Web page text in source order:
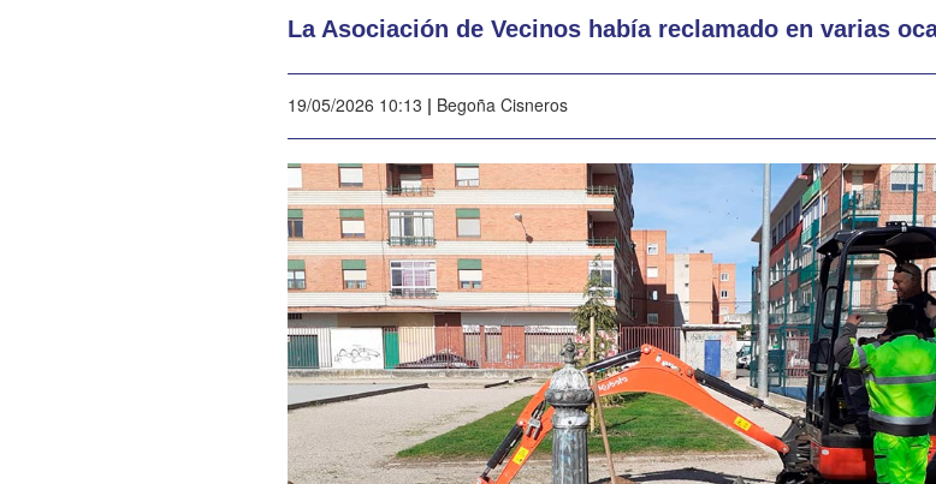
La Asociación de Vecinos había reclamado en varias
19/05/2026 10:13 | Begoña Cisneros